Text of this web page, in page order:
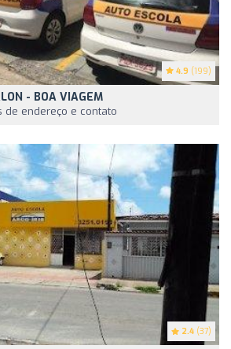
4.9 (199)
- BOA VIAGEM
de endereço e contato
2.4 (37)